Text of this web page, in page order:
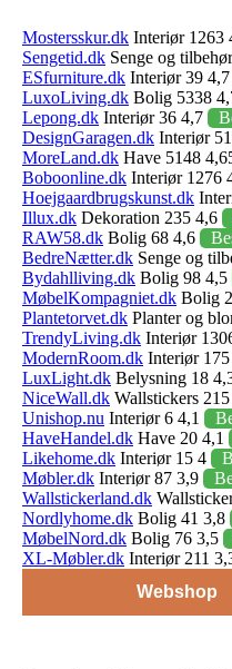
Mostersskur.dk Interiør 1263
Sengetid.dk Senge og
ESfurniture.dk Interiør 39 4,7
LuxoLiving.dk Bolig 5338
Lepong.dk Interiør 36 4,7
DesignGaragen.dk Interiør
MoreLand.dk Have 5148
Boboonline.dk Interiør 1276
Hoejgaardbrugskunst.dk
Illux.dk Dekoration 235 4,6
RAW58.dk Bolig 68 4,6
BedreNætter.dk Senge og
Bydahlliving.dk Bolig 98 4,5
MøbelKompagniet.dk Bolig
Plantetorvet.dk Planter og
TrendyLiving.dk Interiør
ModernRoom.dk Interiør
LuxLight.dk Belysning 18
NiceWall.dk Wallstickers
Unishop.nu Interiør 6 4,1
HaveHandel.dk Have 20 4,1
Likehome.dk Interiør 15 4
Møbler.dk Interiør 87 3,9
Wallstickerland.dk
Nordlyhome.dk Bolig 41 3,8
MøbelNord.dk Bolig 76 3,5
XL-Møbler.dk Interiør 211
Webshop